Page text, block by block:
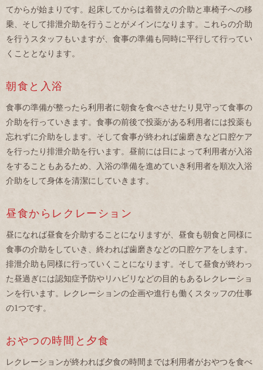
てからが始まりです。起床してからは着替えの介助と車椅子への移
乗、そして排泄介助を行うことがメインになります。これらの介助
を行うスタッフもいますが、食事の準備も同時に平行して行ってい
くこととなります。
朝食と入浴
食事の準備が整ったら利用者に朝食を食べさせたり見守って食事の
介助を行っていきます。食事の前後で投薬がある利用者には投薬も
忘れずに介助をします。そして食事が終われば歯磨きなど口腔ケア
を行ったり排泄介助を行います。昼前には日によって利用者が入浴
をすることもあるため、入浴の準備を進めていき利用者を順次入浴
介助をして身体を清潔にしていきます。
昼食からレクレーション
昼になれば昼食を介助することになりますが、昼食も朝食と同様に
食事の介助をしていき、終われば歯磨きなどの口腔ケアをします。
排泄介助も同様に行っていくことになります。そして昼食が終わっ
た昼過ぎには認知症予防やリハビリなどの目的もあるレクレーショ
ンを行います。レクレーションの企画や進行も働くスタッフの仕事
の1つです。
おやつの時間と夕食
レクレーションが終われば夕食の時間までは利用者がおやつを食べ